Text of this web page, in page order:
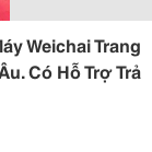
Weichai Trang
Có Hỗ Trợ Trả